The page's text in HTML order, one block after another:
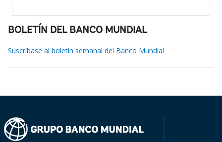
BOLETÍN DEL BANCO MUNDIAL
Suscríbase al boletín semanal del Banco Mundial